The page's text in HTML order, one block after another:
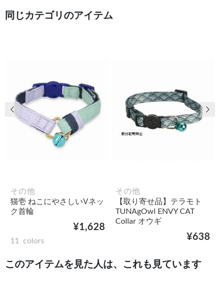
同じカテゴリのアイテム
その他
猫壱 ねこにやさしいⅤネッ
ク首輪
¥1,628
11 colors
その他
【取り寄せ品】テラモト
TUNAgOwl ENVY CAT
Collar オウギ
¥638
前の画像 次
このアイテムを見た人は、これも見ています